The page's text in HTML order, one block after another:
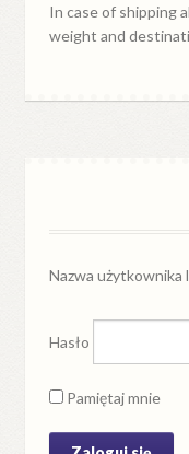
In case of shipping
weight and
Nazwa użytkownika
Hasło
Pamiętaj mnie